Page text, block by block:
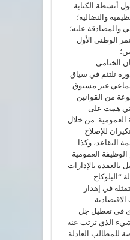
أنشطة الكتابة
والنضالية؛
والمصادقة عليه؛
الوطني الأول
الختامي.
تلتئمفي سياق
غير مسبوق
من القوانين
همت على
من خلال
للإصلاح
التقاعد، وكذا
العمومية
بالعقدة بالإدارات
“البلوكاج
في إهدار
في تعطيل جل
الذي ترتب عنه
للمطالب العادلة